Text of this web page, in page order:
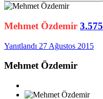
Mehmet Özdemir 3.575
Yanıtlandı 27 Ağustos 2015
Mehmet Özdemir